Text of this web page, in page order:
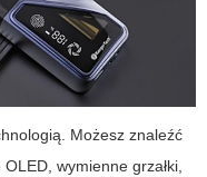
Możesz znaleźć
wymienne grzałki,